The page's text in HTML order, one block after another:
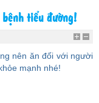
tiểu đường!
nên ăn đối với người
mạnh nhé!